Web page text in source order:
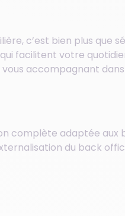
c’est bien plus que
facilitent votre
accompagnant
complète adaptée aux
du back